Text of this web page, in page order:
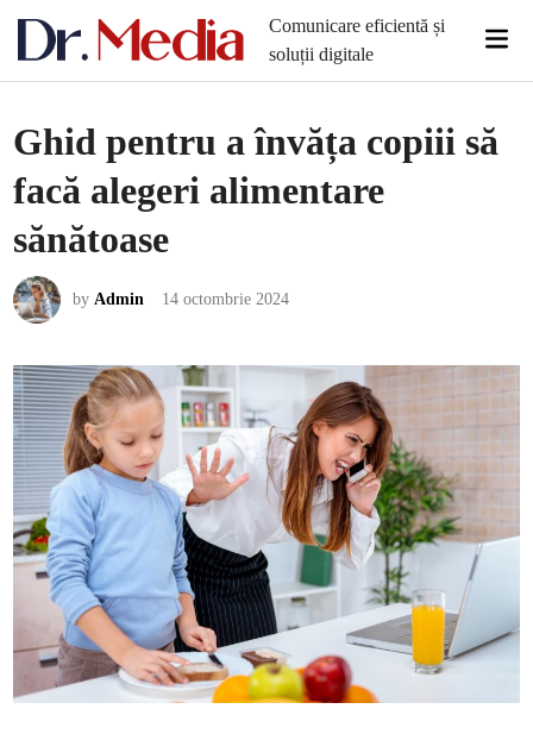
Comunicare eficientă și
soluții digitale
Ghid pentru a învăța copiii să
facă alegeri alimentare
sănătoase
byAdmin 14 octombrie 2024